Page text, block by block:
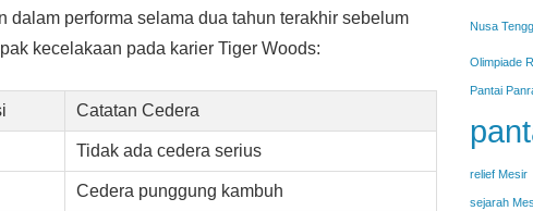
performa selama dua tahun terakhir sebelum
kecelakaan pada karier Tiger Woods:
Catatan Cedera
Tidak ada cedera serius
Cedera punggung kambuh
Nusa
Olimpiade
Pantai
relief Mesir
sejarah